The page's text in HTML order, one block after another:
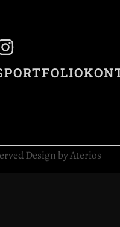
PORTFOLIO
Design by Aterios